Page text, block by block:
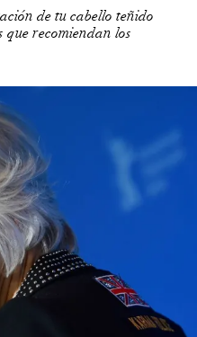
de tu cabello teñido
recomiendan los